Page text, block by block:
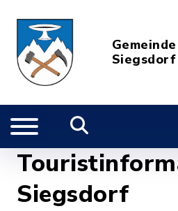
Gemeinde
Siegsdorf
Siegsdorf